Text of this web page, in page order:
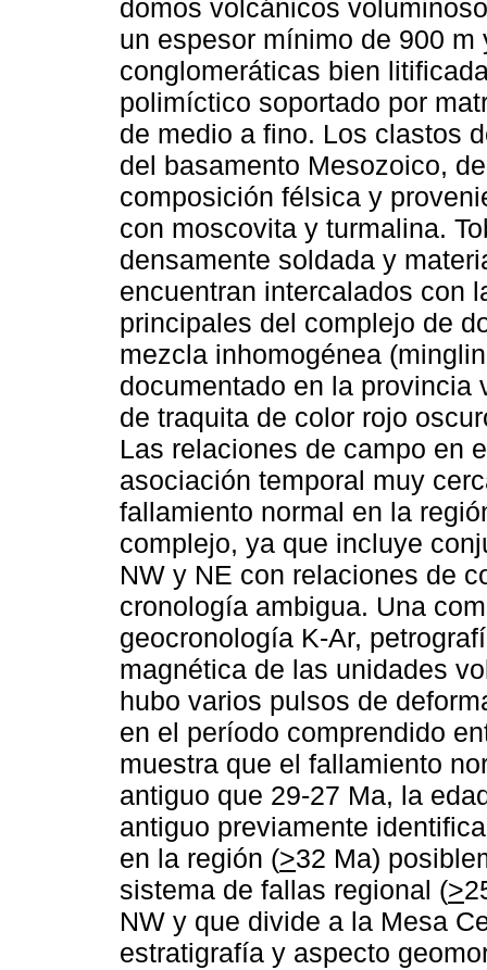
domos volcánicos
un espesor mínimo de 900
conglomeráticas bien
polimíctico soportado por
de medio a fino. Los clastos
del basamento Mesozoico,
composición félsica y
con moscovita y turmalina.
densamente soldada y
encuentran intercalados con
principales del complejo de
mezcla inhomogénea
documentado en la provincia
de traquita de color rojo
Las relaciones de campo en
asociación temporal muy
fallamiento normal en la
complejo, ya que incluye
NW y NE con relaciones de
cronología ambigua. Una
geocronología K-Ar,
magnética de las unidades
hubo varios pulsos de
en el período comprendido
muestra que el fallamiento
antiguo que 29-27 Ma, la
antiguo previamente
en la región (>32 Ma)
sistema de fallas regional (>
NW y que divide a la Mesa
estratigrafía y aspecto